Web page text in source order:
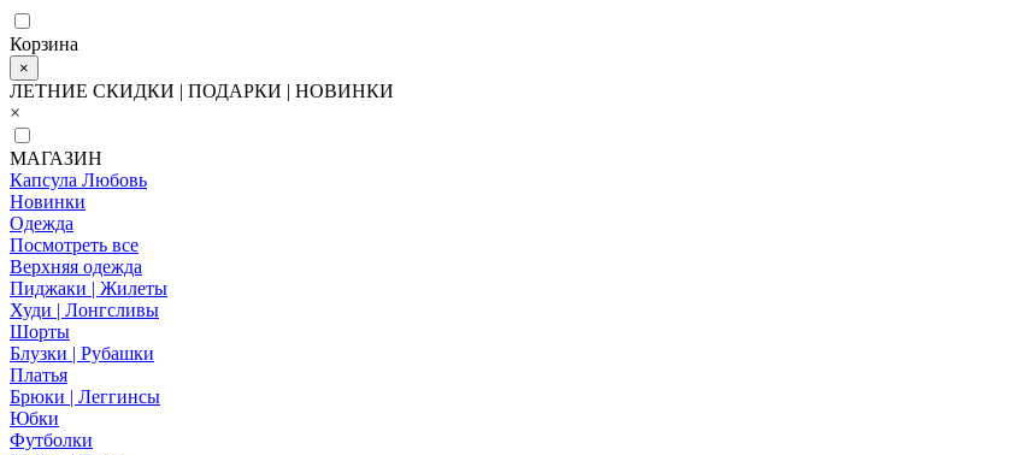
Корзина
×
ЛЕТНИЕ СКИДКИ | ПОДАРКИ | НОВИНКИ
×
МАГАЗИН
Капсула Любовь
Новинки
Одежда
Посмотреть все
Верхняя одежда
Пиджаки | Жилеты
Худи | Лонгсливы
Шорты
Блузки | Рубашки
Платья
Брюки | Леггинсы
Юбки
Футболки